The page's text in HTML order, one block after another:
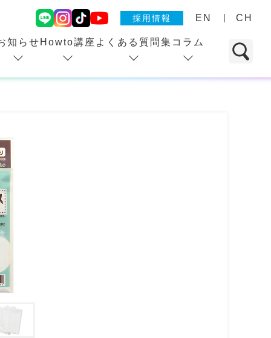
採用情報 EN CH
知らせ Howto講座 よくある質問集 コラム